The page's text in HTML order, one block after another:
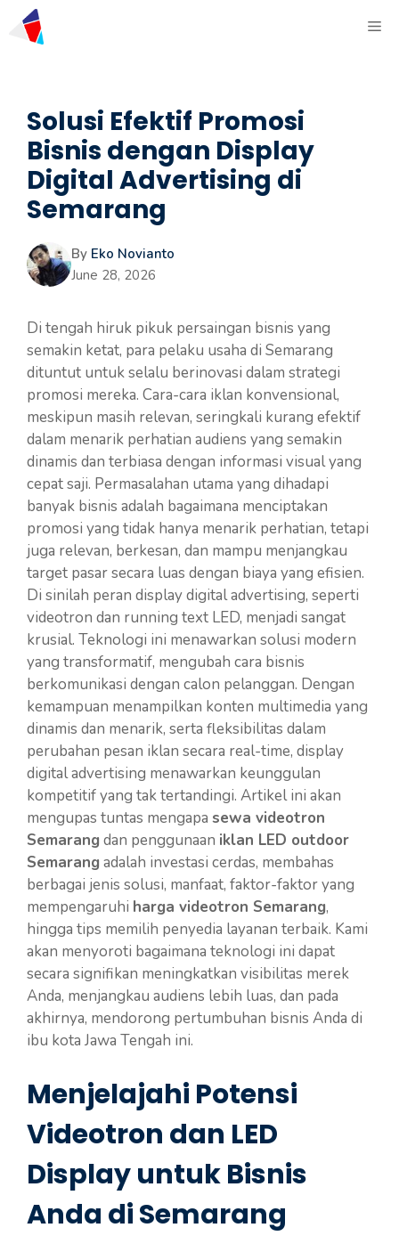
Solusi Efektif Promosi
Bisnis dengan Display
Digital Advertising di
Semarang
By Eko Novianto
June 28, 2026
Di tengah hiruk pikuk persaingan bisnis yang
semakin ketat, para pelaku usaha di Semarang
dituntut untuk selalu berinovasi dalam strategi
promosi mereka. Cara-cara iklan konvensional,
meskipun masih relevan, seringkali kurang efektif
dalam menarik perhatian audiens yang semakin
dinamis dan terbiasa dengan informasi visual yang
cepat saji. Permasalahan utama yang dihadapi
banyak bisnis adalah bagaimana menciptakan
promosi yang tidak hanya menarik perhatian, tetapi
juga relevan, berkesan, dan mampu menjangkau
target pasar secara luas dengan biaya yang efisien.
Di sinilah peran display digital advertising, seperti
videotron dan running text LED, menjadi sangat
krusial. Teknologi ini menawarkan solusi modern
yang transformatif, mengubah cara bisnis
berkomunikasi dengan calon pelanggan. Dengan
kemampuan menampilkan konten multimedia yang
dinamis dan menarik, serta fleksibilitas dalam
perubahan pesan iklan secara real-time, display
digital advertising menawarkan keunggulan
kompetitif yang tak tertandingi. Artikel ini akan
mengupas tuntas mengapa sewa videotron
Semarang dan penggunaan iklan LED outdoor
Semarang adalah investasi cerdas, membahas
berbagai jenis solusi, manfaat, faktor-faktor yang
mempengaruhi harga videotron Semarang,
hingga tips memilih penyedia layanan terbaik. Kami
akan menyoroti bagaimana teknologi ini dapat
secara signifikan meningkatkan visibilitas merek
Anda, menjangkau audiens lebih luas, dan pada
akhirnya, mendorong pertumbuhan bisnis Anda di
ibu kota Jawa Tengah ini.
Menjelajahi Potensi
Videotron dan LED
Display untuk Bisnis
Anda di Semarang